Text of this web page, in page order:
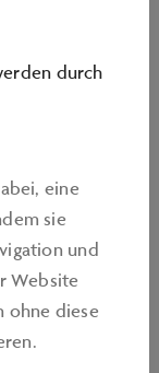
Erleben
beim
Yoga
durch
eine
sie
und
Website
ohne diese